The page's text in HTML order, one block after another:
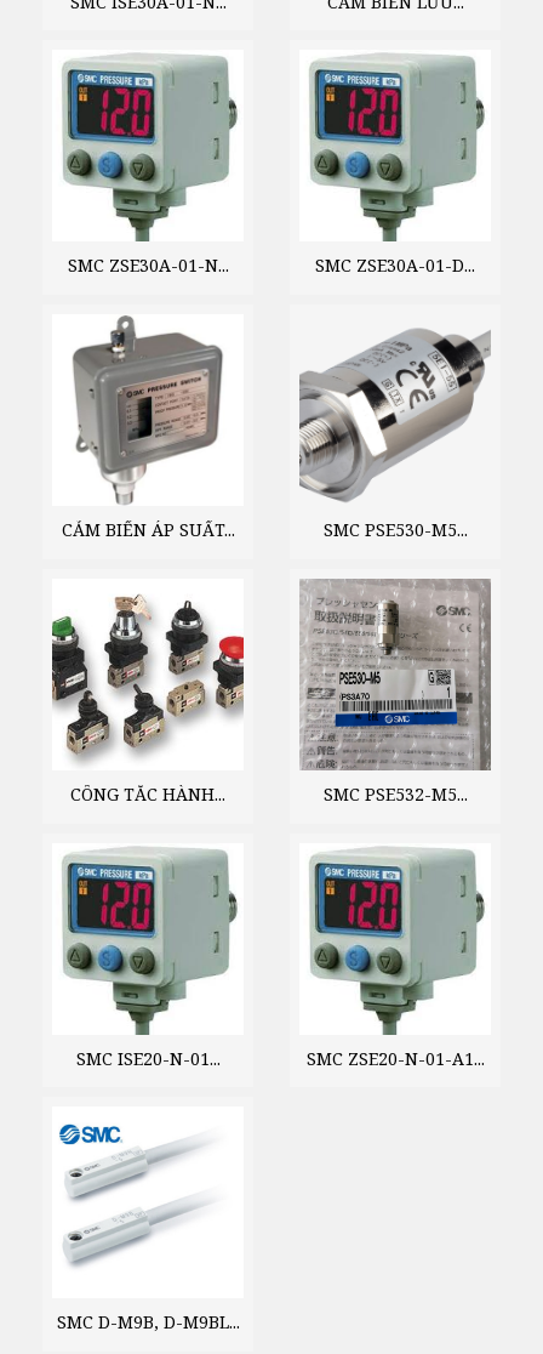
SMC ZSE30A-01-N... SMC ZSE30A-01-D...
CẢM BIẾN ÁP SUẤT... SMC PSE530-M5...
CÔNG TẮC HÀNH... SMC PSE532-M5...
SMC ISE20-N-01... SMC ZSE20-N-01-A1...
SMC D-M9B, D-M9BL...